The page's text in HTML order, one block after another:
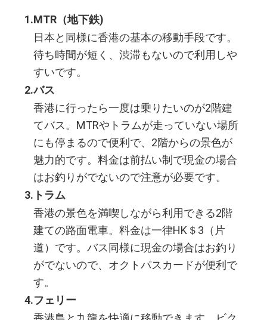
MTR（地下鉄)
日本と同様に香港の基本の移動手段です。
待ち時間が短く、渋滞もないので利用しや
すいです。
バス
香港に行ったら一度は乗りたいのが2階建
てバス。MTRやトラムが走っていない場所
にも停まるので便利で、2階からの景色が
魅力的です。料金は前払い制で現金の場合
はお釣りがでないので注意が必要です。
トラム
香港の景色を満喫しながら利用できる2階
建ての路面電車。料金は一律HK＄3（片
道）です。バス同様に現金の場合はお釣り
がでないので、オクトパスカードが便利で
す。
フェリー